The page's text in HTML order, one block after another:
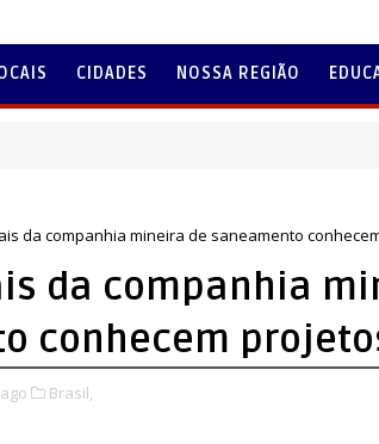
CIDADES NOSSA REGIÃO
da companhia mineira de saneamento
da companhia
conhecem
Brasil,